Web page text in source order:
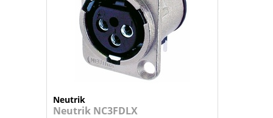
Neutrik
Neutrik NC3FDLX